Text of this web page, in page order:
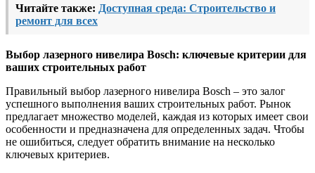
Читайте также: Доступная среда: Строительство и
ремонт для всех
Выбор лазерного нивелира Bosch: ключевые критерии для
ваших строительных работ
Правильный выбор лазерного нивелира Bosch – это залог
успешного выполнения ваших строительных работ. Рынок
предлагает множество моделей, каждая из которых имеет свои
особенности и предназначена для определенных задач. Чтобы
не ошибиться, следует обратить внимание на несколько
ключевых критериев.